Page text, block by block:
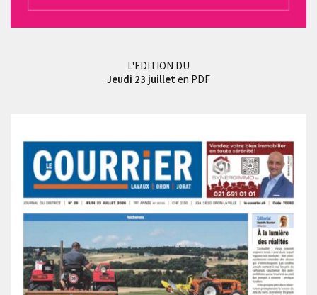
L'EDITION DU
Jeudi 23 juillet en PDF